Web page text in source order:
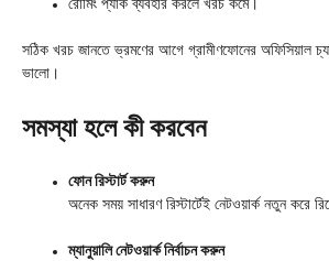
রোমিং প্যাক ব্যবহার করলে খরচ কমে।
সঠিক খরচ জানতে ভ্রমণের আগে গ্রামীণফোনের অফিসিয়াল
ভালো।
সমস্যা হলে কী করবেন
ফোন রিস্টার্ট করুন
অনেক সময় সাধারণ রিস্টার্টেই নেটওয়ার্ক নতুন করে
ম্যানুয়ালি নেটওয়ার্ক নির্বাচন করুন